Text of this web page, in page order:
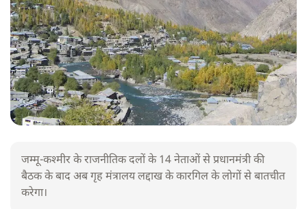
जम्मू-कश्मीर के राजनीतिक दलों के 14 नेताओं से प्रधानमंत्री की
बैठक के बाद अब गृह मंत्रालय लद्दाख के कारगिल के लोगों से बातचीत
करेगा।